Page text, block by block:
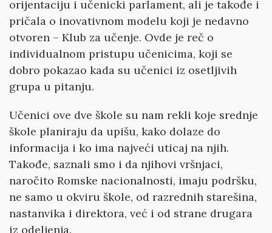
orijentaciju i učenicki parlament, ali je takođe i
pričala o inovativnom modelu koji je nedavno
otvoren – Klub za učenje. Ovde je reč o
individualnom pristupu učenicima, koji se
dobro pokazao kada su učenici iz osetljivih
grupa u pitanju.
Učenici ove dve škole su nam rekli koje srednje
škole planiraju da upišu, kako dolaze do
informacija i ko ima najveći uticaj na njih.
Takođe, saznali smo i da njihovi vršnjaci,
naročito Romske nacionalnosti, imaju podršku,
ne samo u okviru škole, od razrednih starešina,
nastanvika i direktora, već i od strane drugara
iz odeljenja.